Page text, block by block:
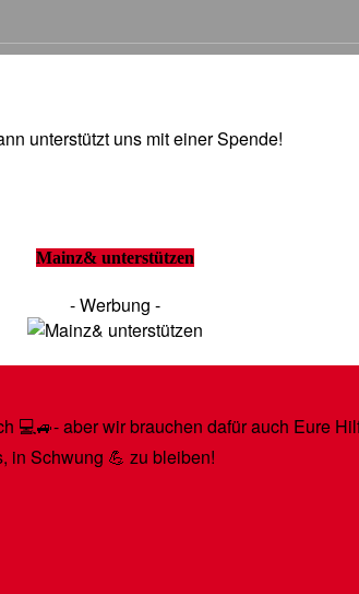
unterstützt uns mit einer Spende!
Mainz& unterstützen
- Werbung -
aber wir brauchen dafür auch Eure
in Schwung 💪 zu bleiben!